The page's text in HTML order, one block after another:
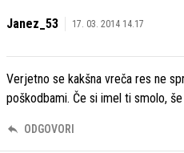
Janez_53 17. 03. 2014 14.17
Verjetno se kakšna vreča res ne
poškodbami. Če si imel ti smolo,
ODGOVORI